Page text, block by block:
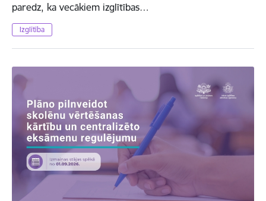
paredz, ka vecākiem izglītības…
Izglītība